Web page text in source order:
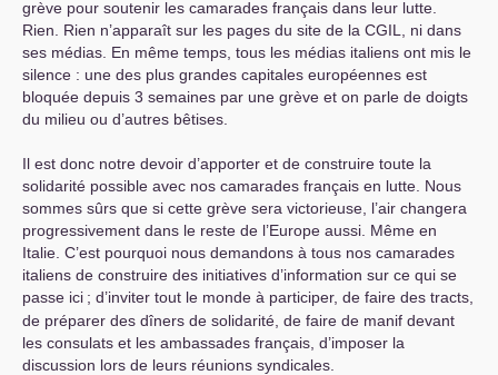
grève pour soutenir les camarades français dans leur lutte.
Rien. Rien n’apparaît sur les pages du site de la CGIL
, ni dans
ses médias. En même temps, tous les médias italiens ont mis le
silence : une des plus grandes capitales européennes est
bloquée depuis 3 semaines par une grève et on parle de doigts
du milieu ou d’autres bêtises.
Il est donc notre devoir d’apporter et de construire toute la
solidarité possible avec nos camarades français en lutte. Nous
sommes sûrs que si cette grève sera victorieuse, l’air changera
progressivement dans le reste de l’Europe aussi. Même en
Italie. C’est pourquoi nous demandons à tous nos camarades
italiens de construire des initiatives d’information sur ce qui se
passe ici ; d’inviter tout le monde à participer, de faire des tracts,
de préparer des dîners de solidarité, de faire de manif devant
les consulats et les ambassades français, d’imposer la
discussion lors de leurs réunions syndicales.